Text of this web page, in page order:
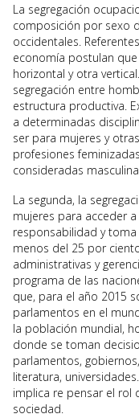
La segregación
composición por sexo
occidentales.
economía postulan
horizontal y otra
segregación entre
estructura productiva.
a determinadas
ser para mujeres y
profesiones
consideradas
La segunda, la
mujeres para acceder
responsabilidad y
menos del 25 por
administrativas y
programa de las
que, para el año 2015
parlamentos en el
la población mundial,
donde se toman
parlamentos,
literatura,
implica re pensar el rol
sociedad.